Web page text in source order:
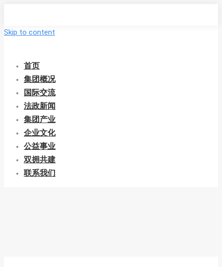
Skip to content
首页
集团概况
国际交流
法政新闻
集团产业
企业文化
公益事业
双拥共建
联系我们